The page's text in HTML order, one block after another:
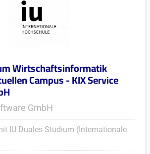
Wirtschaftsinformatik
Campus - KIX Service
GmbH
IU Duales Studium (Internationale